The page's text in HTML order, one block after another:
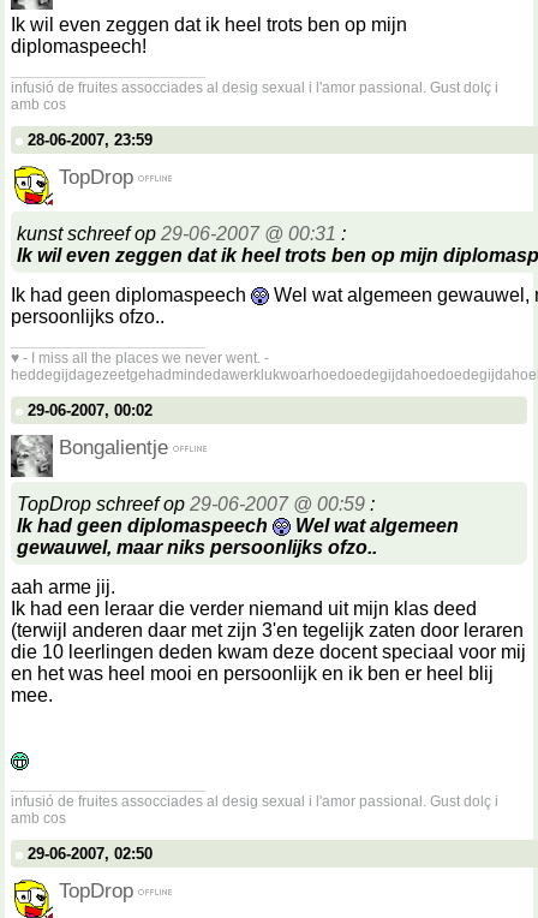
Ik wil even zeggen dat ik heel trots ben op mijn
diplomaspeech!
infusió de fruites assocciades al desig sexual i l'amor passional. Gust dolç i
amb cos
28-06-2007, 23:59
TopDrop
kunst schreef op 29-06-2007 @ 00:31 :
Ik wil even zeggen dat ik heel trots ben op mijn
Ik had geen diplomaspeech
Wel wat algemeen gewauwel,
persoonlijks ofzo..
♥ - I miss all the places we never went. -
29-06-2007, 00:02
Bongalientje
TopDrop schreef op 29-06-2007 @ 00:59 :
Ik had geen diplomaspeech
Wel wat algemeen
gewauwel, maar niks persoonlijks ofzo..
aah arme jij.
Ik had een leraar die verder niemand uit mijn klas deed
(terwijl anderen daar met zijn 3'en tegelijk zaten door leraren
die 10 leerlingen deden kwam deze docent speciaal voor mij
en het was heel mooi en persoonlijk en ik ben er heel blij
mee.
infusió de fruites assocciades al desig sexual i l'amor passional. Gust dolç i
amb cos
29-06-2007, 02:50
TopDrop